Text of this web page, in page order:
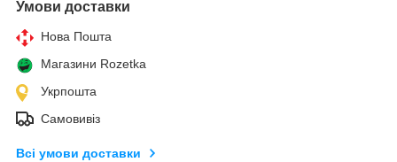
Умови доставки
Нова Пошта
Магазини Rozetka
Укрпошта
Самовивіз
Всі умови доставки